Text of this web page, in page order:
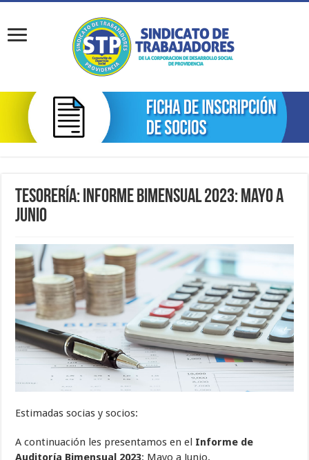
Tesorería: Informe Bimensual 2023: Mayo a
Junio
Estimadas socias y socios:
A continuación les presentamos en el Informe de